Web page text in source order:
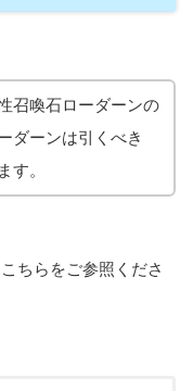
召喚石ローダーンの
ダーンは引くべき
す。
ちらをご参照くださ